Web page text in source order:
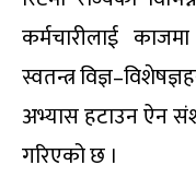
कर्मचारीलाई काजमा
स्वतन्त्र
अभ्यास हटाउन ऐन
गरिएको छ ।